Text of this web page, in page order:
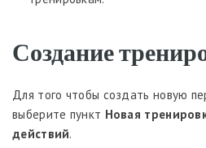
Создание
Для того чтобы создать новую
выберите пункт Новая
действий.